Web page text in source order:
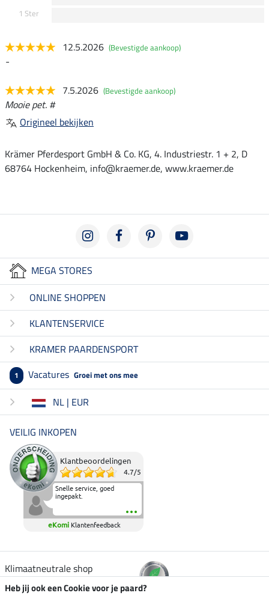
1 Ster
12.5.2026 (Bevestigde aankoop)
-
7.5.2026 (Bevestigde aankoop)
Mooie pet. #
Origineel bekijken
Krämer Pferdesport GmbH & Co. KG, 4. Industriestr. 1 + 2, D
68764 Hockenheim, info@kraemer.de, www.kraemer.de
MEGA STORES
ONLINE SHOPPEN
KLANTENSERVICE
KRAMER PAARDENSPORT
1 Vacatures Groei met ons mee
NL | EUR
VEILIG INKOPEN
Klantbeoordelingen
4.7/5
Snelle service, goed
ingepakt.
eKomi Klantenfeedback
Klimaatneutrale shop
Heb jij ook een Cookie voor je paard?